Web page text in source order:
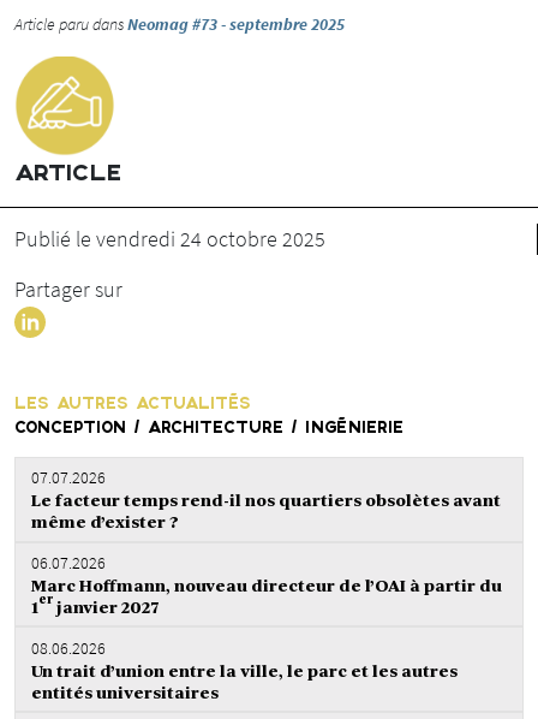
Article paru dansNeomag #73 - septembre 2025
ARTICLE
Publié le vendredi 24 octobre 2025
Partager sur
LES AUTRES ACTUALITÉS
CONCEPTION / ARCHITECTURE / INGÉNIERIE
07.07.2026
Le facteur temps rend-il nos quartiers obsolètes avant
même d’exister ?
06.07.2026
Marc Hoffmann, nouveau directeur de l’OAI à partir du
1er janvier 2027
08.06.2026
Un trait d’union entre la ville, le parc et les autres
entités universitaires